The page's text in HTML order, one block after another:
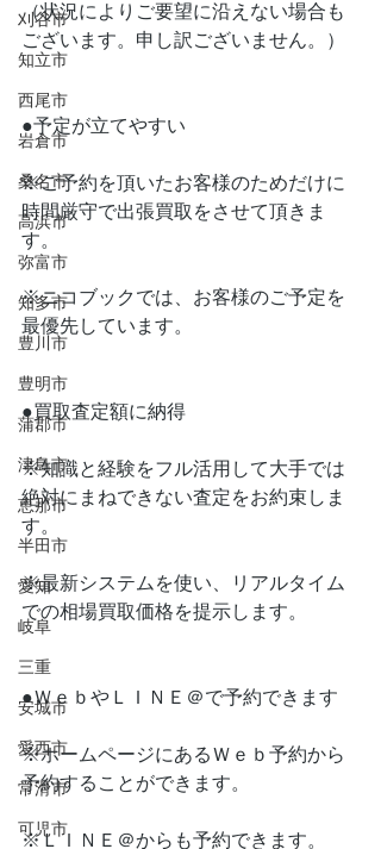
刈谷市
知立市
西尾市
岩倉市
桑名市
高浜市
弥富市
知多市
豊川市
豊明市
蒲郡市
津島市
恵那市
半田市
愛知
岐阜
三重
安城市
愛西市
常滑市
可児市
（状況によりご要望に沿えない場合も
ございます。申し訳ございません。）
●予定が立てやすい
※ご予約を頂いたお客様のためだけに
時間厳守で出張買取をさせて頂きま
す。
※ニコブックでは、お客様のご予定を
最優先しています。
●買取査定額に納得
※知識と経験をフル活用して大手では
絶対にまねできない査定をお約束しま
す。
※最新システムを使い、リアルタイム
での相場買取価格を提示します。
●ＷｅｂやＬＩＮＥ＠で予約できます
※ホームページにあるＷｅｂ予約から
予約することができます。
※ＬＩＮＥ＠からも予約できます。